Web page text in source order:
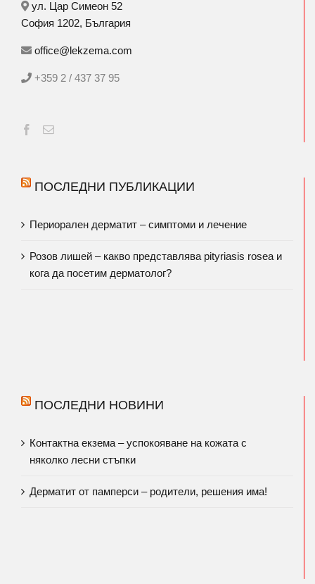
ул. Цар Симеон 52
София 1202, България
office@lekzema.com
+359 2 / 437 37 95
ПОСЛЕДНИ ПУБЛИКАЦИИ
Периорален дерматит – симптоми и лечение
Розов лишей – какво представлява pityriasis rosea и
кога да посетим дерматолог?
ПОСЛЕДНИ НОВИНИ
Контактна екзема – успокояване на кожата с
няколко лесни стъпки
Дерматит от памперси – родители, решения има!